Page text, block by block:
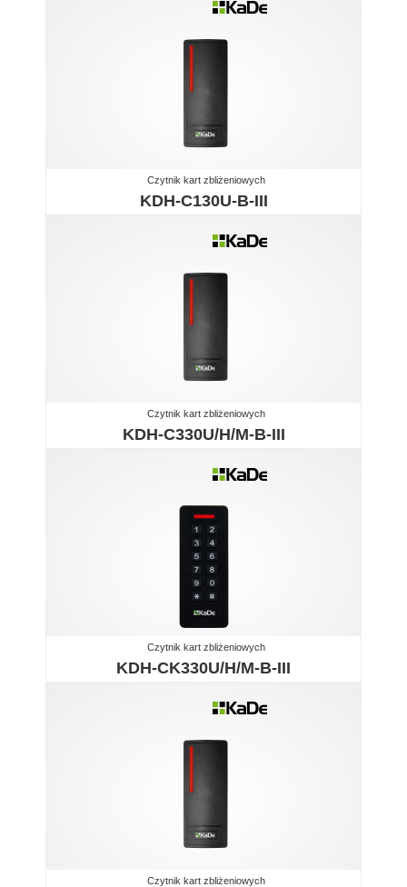
Czytnik kart zbliżeniowych
KDH-C130U-B-III
Czytnik kart zbliżeniowych
KDH-C330U/H/M-B-III
Czytnik kart zbliżeniowych
KDH-CK330U/H/M-B-III
Czytnik kart zbliżeniowych